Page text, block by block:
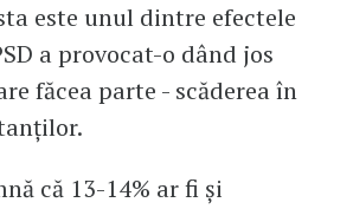
este unul dintre efectele
a provocat-o dând jos
făcea parte - scăderea în
că 13-14% ar fi și